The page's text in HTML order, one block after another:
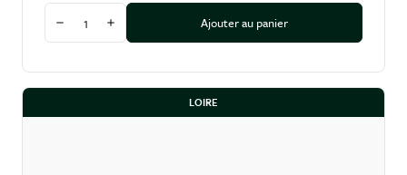
Quantité
Diminuer la quantité
Augmenter la quantitéAjouter au panier
LOIRE